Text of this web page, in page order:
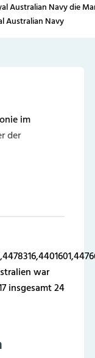
Australian Navy die
Australian Navy
im
der
war
insgesamt 24